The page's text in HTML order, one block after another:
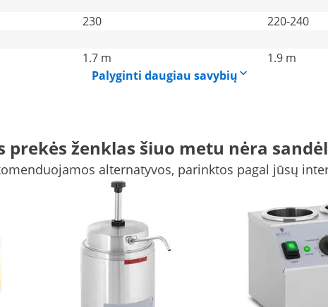
230
220-240
1.7 m
1.9 m
Palyginti daugiau savybių
prekės ženklas šiuo metu nėra
alternatyvos, parinktos pagal jūsų
lengvai porcijuojamų, šviežiai pašildytų padažų iš
pašildysite greitai ir efektyviai! Nesvarbu, ar sūrio, čili
tinkamoje temperatūroje šilčiau. Netgi šokoladiniai užpilai
konsistenciją su šokolado šildytuvu.
(Ø 93 mm)